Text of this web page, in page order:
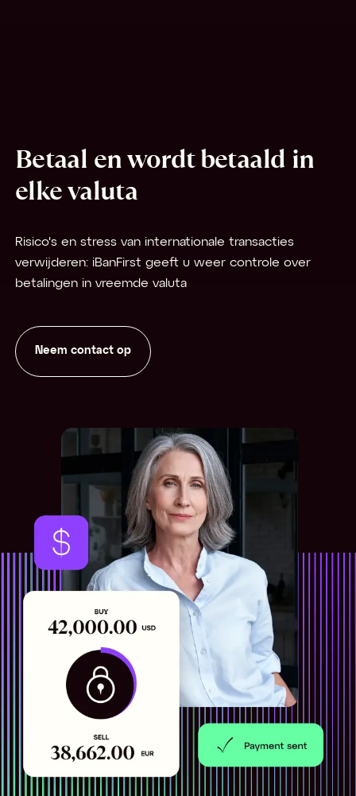
Betaal en wordt betaald in
elke valuta
Risico's en stress van internationale transacties
verwijderen: iBanFirst geeft u weer controle over
betalingen in vreemde valuta
Neem contact op